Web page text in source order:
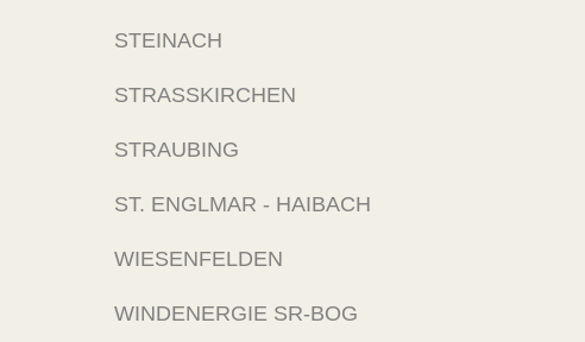
STEINACH
STRASSKIRCHEN
STRAUBING
ST. ENGLMAR - HAIBACH
WIESENFELDEN
WINDENERGIE SR-BOG